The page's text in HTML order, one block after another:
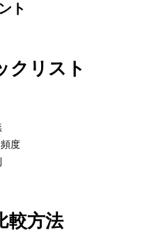
ト
クリスト
度
較方法
相場比較
防止策
オ
選び方・比較ポイント